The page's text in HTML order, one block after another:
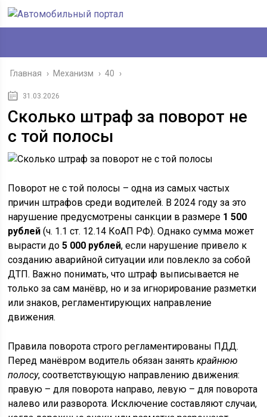
Главная › Механизм › 40 ›
31.03.2026
Сколько штраф за поворот не
с той полосы
Поворот не с той полосы – одна из самых частых
причин штрафов среди водителей. В 2024 году за это
нарушение предусмотрены санкции в размере 1 500
рублей (ч. 1.1 ст. 12.14 КоАП РФ). Однако сумма может
вырасти до5 000 рублей, если нарушение привело к
созданию аварийной ситуации или повлекло за собой
ДТП. Важно понимать, что штраф выписывается не
только за сам манёвр, но и за игнорирование разметки
или знаков, регламентирующих направление
движения.
Правила поворота строго регламентированы ПДД.
Перед манёвром водитель обязан занятькрайнюю
полосу, соответствующую направлению движения:
правую – для поворота направо, левую – для поворота
налево или разворота. Исключение составляют случаи,